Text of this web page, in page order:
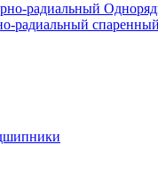
радиальный
радиальный спаренный